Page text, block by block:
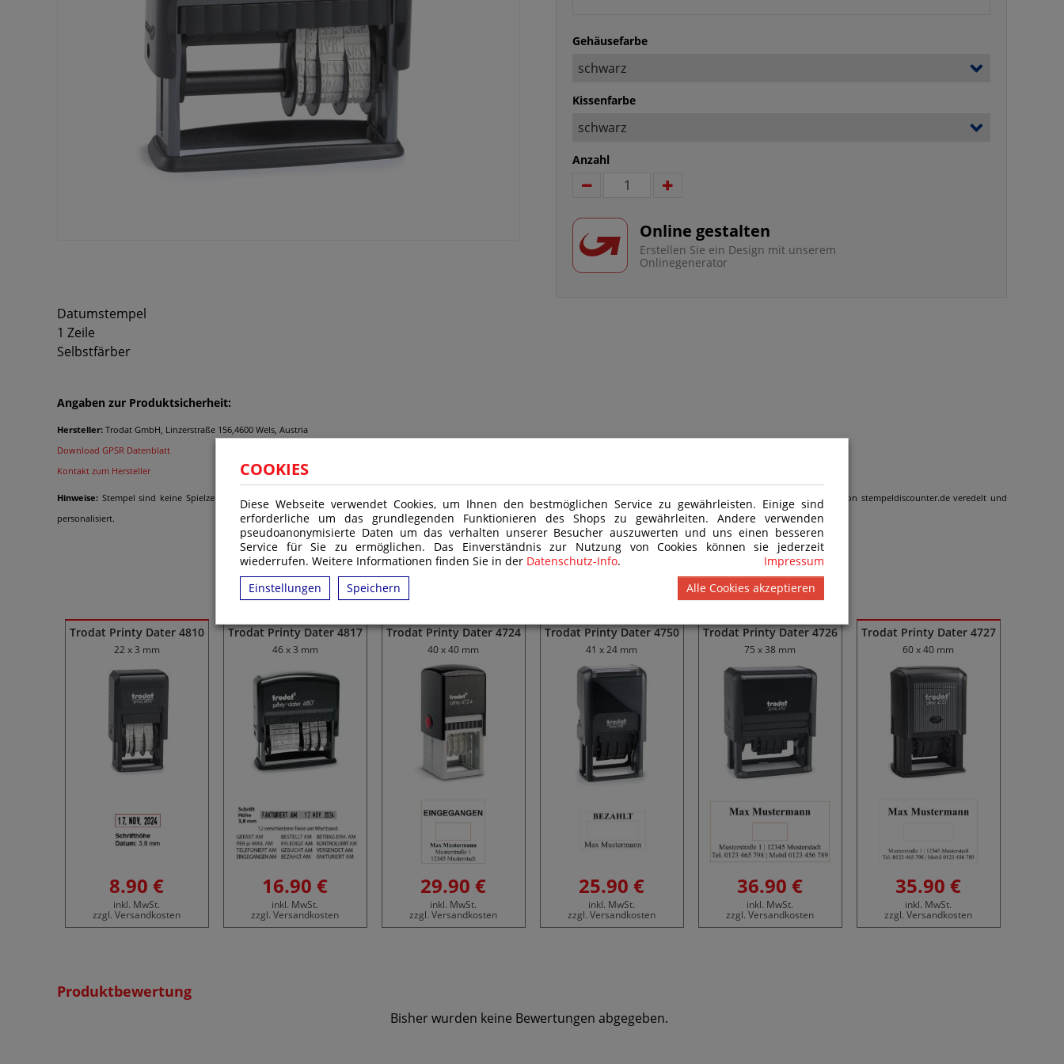
COOKIES
Diese Webseite verwendet Cookies, um Ihnen den bestmöglichen Service zu gewährleisten. Einige sind
erforderliche um das grundlegenden Funktionieren des Shops zu gewährleiten. Andere verwenden
pseudoanonymisierte Daten um das verhalten unserer Besucher auszuwerten und uns einen besseren
Service für Sie zu ermöglichen. Das Einverständnis zur Nutzung von Cookies können sie jederzeit
wiederrufen. Weitere Informationen finden Sie in der Datenschutz-Info.
Impressum
Einstellungen
Speichern Alle Cookies akzeptieren
Gehäusefarbe
Kissenfarbe
Anzahl
Online gestalten
Erstellen Sie ein Design mit unserem
Onlinegenerator
Datumstempel
1 Zeile
Selbstfärber
Angaben zur Produktsicherheit:
Hersteller: Trodat GmbH, Linzerstraße 156,4600 Wels, Austria
Download GPSR Datenblatt
Kontakt zum Hersteller
Hinweise: Stempel sind keine Spielzeuge im Sinne der Verordnung (EG) Nr. 48/2009 und daher nicht für Kinder unter 14 Jahren geeignet. Das Produkt wird gemäß den Kundenangaben von stempeldiscounter.de veredelt und
personalisiert.
Trodat Printy Dater 4810
22 x 3 mm
8.90 €
inkl. MwSt.
zzgl. Versandkosten
Trodat Printy Dater 4817
46 x 3 mm
16.90 €
inkl. MwSt.
zzgl. Versandkosten
Trodat Printy Dater 4724
40 x 40 mm
29.90 €
inkl. MwSt.
zzgl. Versandkosten
Trodat Printy Dater 4750
41 x 24 mm
25.90 €
inkl. MwSt.
zzgl. Versandkosten
Trodat Printy Dater 4726
75 x 38 mm
36.90 €
inkl. MwSt.
zzgl. Versandkosten
Trodat Printy Dater 4727
60 x 40 mm
35.90 €
inkl. MwSt.
zzgl. Versandkosten
Produktbewertung
Bisher wurden keine Bewertungen abgegeben.